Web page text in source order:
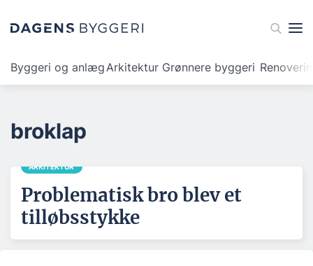
Byggeri og anlægArkitektur Grønnere byggeri
broklap
ARKITEKTUR
Problematisk bro blev et
tilløbsstykke